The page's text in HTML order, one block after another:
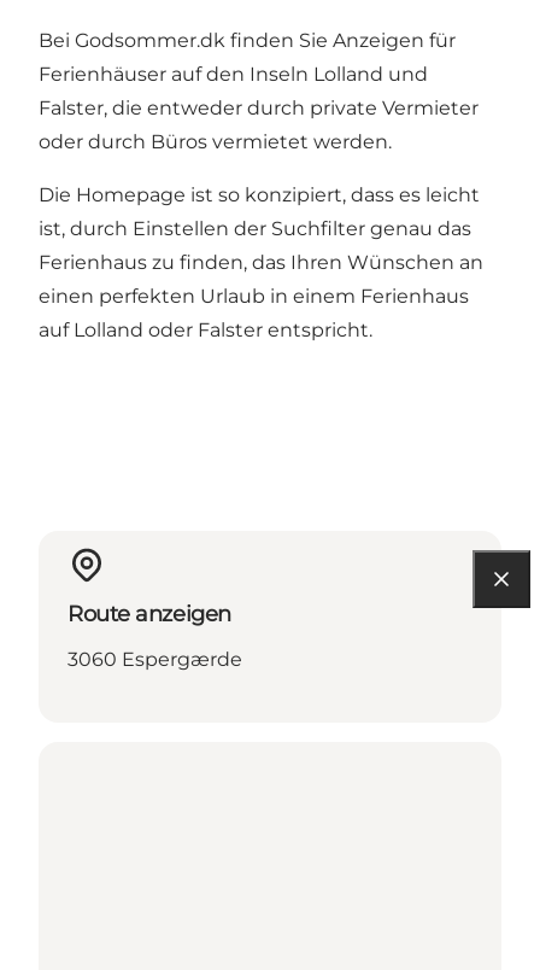
Bei Godsommer.dk finden Sie Anzeigen für
Ferienhäuser auf den Inseln Lolland und
Falster, die entweder durch private Vermieter
oder durch Büros vermietet werden.
Die Homepage ist so konzipiert, dass es leicht
ist, durch Einstellen der Suchfilter genau das
Ferienhaus zu finden, das Ihren Wünschen an
einen perfekten Urlaub in einem Ferienhaus
auf Lolland oder Falster entspricht.
Route anzeigen
3060 Espergærde